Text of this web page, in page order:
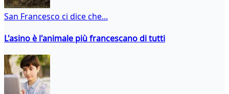
San Francesco ci dice che...
L'asino è l'animale più francescano di tutti